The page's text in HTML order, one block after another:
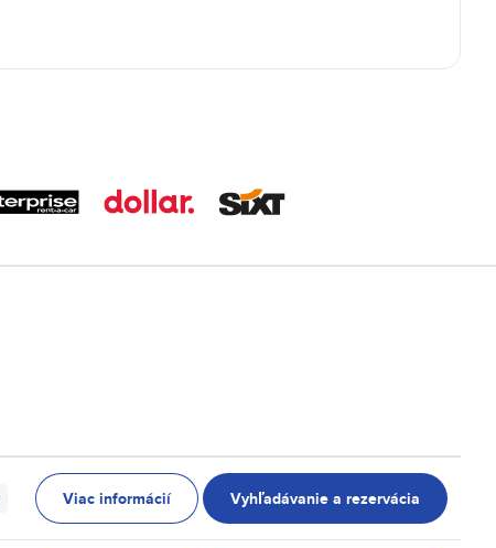
Viac informácií Vyhľadávanie a rezervácia